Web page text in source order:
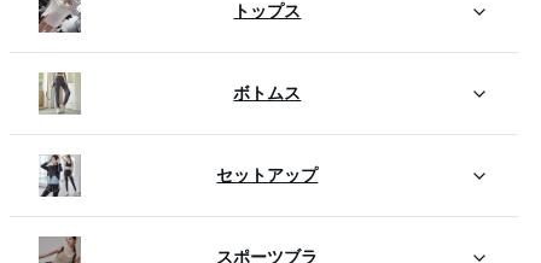
トップス
ボトムス
セットアップ
スポーツブラ